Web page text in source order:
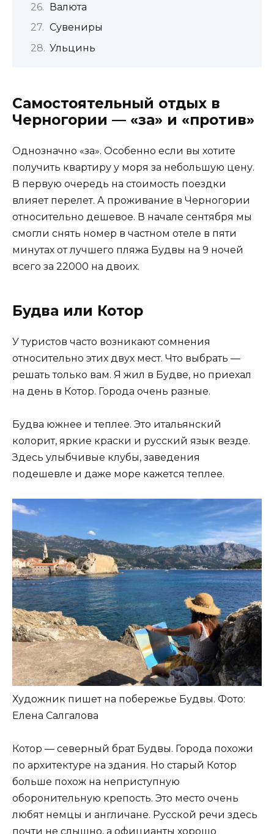
Валюта
Сувениры
Ульцинь
Самостоятельный отдых в
Черногории — «за» и «против»
Однозначно «за». Особенно если вы хотите
получить квартиру у моря за небольшую цену.
В первую очередь на стоимость поездки
влияет перелет. А проживание в Черногории
относительно дешевое. В начале сентября мы
смогли снять номер в частном отеле в пяти
минутах от лучшего пляжа Будвы на 9 ночей
всего за 22000 на двоих.
Будва или Котор
У туристов часто возникают сомнения
относительно этих двух мест. Что выбрать —
решать только вам. Я жил в Будве, но приехал
на день в Котор. Города очень разные.
Будва южнее и теплее. Это итальянский
колорит, яркие краски и русский язык везде.
Здесь улыбчивые клубы, заведения
подешевле и даже море кажется теплее.
Художник пишет на побережье Будвы. Фото:
Елена Салгалова
Котор — северный брат Будвы. Города похожи
по архитектуре на здания. Но старый Котор
больше похож на неприступную
оборонительную крепость. Это место очень
любят немцы и англичане. Русской речи здесь
почти не слышно, а официанты хорошо